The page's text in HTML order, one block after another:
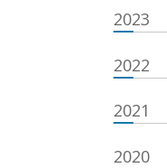
2023
2022
2021
2020